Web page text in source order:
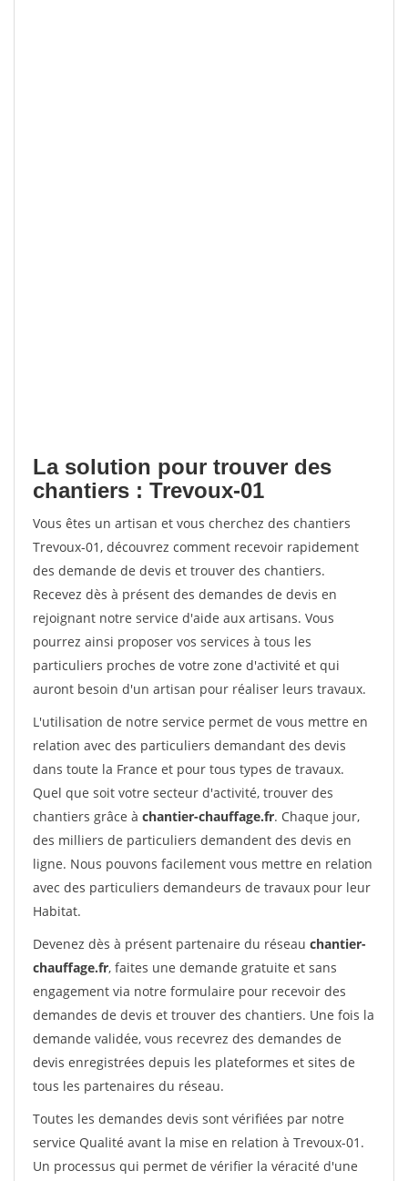
La solution pour trouver des
chantiers : Trevoux-01
Vous êtes un artisan et vous cherchez des chantiers
Trevoux-01, découvrez comment recevoir rapidement
des demande de devis et trouver des chantiers.
Recevez dès à présent des demandes de devis en
rejoignant notre service d'aide aux artisans. Vous
pourrez ainsi proposer vos services à tous les
particuliers proches de votre zone d'activité et qui
auront besoin d'un artisan pour réaliser leurs travaux.
L'utilisation de notre service permet de vous mettre en
relation avec des particuliers demandant des devis
dans toute la France et pour tous types de travaux.
Quel que soit votre secteur d'activité, trouver des
chantiers grâce à chantier-chauffage.fr. Chaque jour,
des milliers de particuliers demandent des devis en
ligne. Nous pouvons facilement vous mettre en relation
avec des particuliers demandeurs de travaux pour leur
Habitat.
Devenez dès à présent partenaire du réseau chantier-
chauffage.fr, faites une demande gratuite et sans
engagement via notre formulaire pour recevoir des
demandes de devis et trouver des chantiers. Une fois la
demande validée, vous recevrez des demandes de
devis enregistrées depuis les plateformes et sites de
tous les partenaires du réseau.
Toutes les demandes devis sont vérifiées par notre
service Qualité avant la mise en relation à Trevoux-01.
Un processus qui permet de vérifier la véracité d'une